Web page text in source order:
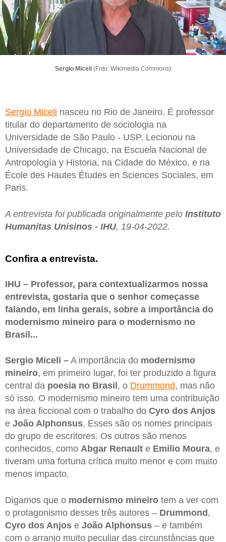
Sergio Miceli (Foto: Wikimedia Commons)
Sergio Miceli nasceu no Rio de Janeiro. É professor
titular do departamento de sociologia na
Universidade de São Paulo - USP. Lecionou na
Universidade de Chicago, na Escuela Nacional de
Antropología y Historia, na Cidade do México, e na
École des Hautes Études en Sciences Sociales, em
Paris.
A entrevista foi publicada originalmente pelo Instituto
Humanitas Unisinos - IHU, 19-04-2022.
Confira a entrevista.
IHU – Professor, para contextualizarmos nossa
entrevista, gostaria que o senhor começasse
falando, em linha gerais, sobre a importância do
modernismo mineiro para o modernismo no
Brasil...
Sergio Miceli – A importância do modernismo
mineiro, em primeiro lugar, foi ter produzido a figura
central da poesia no Brasil , o Drummond, mas não
só isso. O modernismo mineiro tem uma contribuição
na área ficcional com o trabalho do Cyro dos Anjos
e João Alphonsus. Esses são os nomes principais
do grupo de escritores. Os outros são menos
conhecidos, como Abgar Renault e Emilio Moura, e
tiveram uma fortuna crítica muito menor e com muito
menos impacto.
Digamos que o modernismo mineiro tem a ver com
o protagonismo desses três autores – Drummond,
Cyro dos Anjos e João Alphonsus – e também
com o arranjo muito peculiar das circunstâncias que